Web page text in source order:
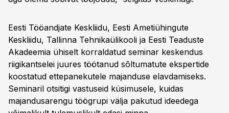
Eesti Tööandjate Keskliidu, Eesti Ametiühingute
Keskliidu, Tallinna Tehnikaülikooli ja Eesti Teaduste
Akadeemia ühiselt korraldatud seminar keskendus
riigikantselei juures töötanud sõltumatute ekspertide
koostatud ettepanekutele majanduse elavdamiseks.
Seminaril otsitigi vastuseid küsimusele, kuidas
majandusarengu töögrupi välja pakutud ideedega